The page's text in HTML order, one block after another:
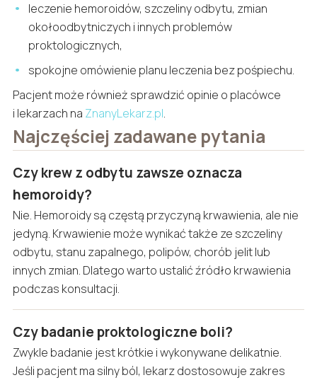
leczenie hemoroidów, szczeliny odbytu, zmian
okołoodbytniczych i innych problemów
proktologicznych,
spokojne omówienie planu leczenia bez pośpiechu.
Pacjent może również sprawdzić opinie o placówce
i lekarzach na ZnanyLekarz.pl.
Najczęściej zadawane pytania
Czy krew z odbytu zawsze oznacza
hemoroidy?
Nie. Hemoroidy są częstą przyczyną krwawienia, ale nie
jedyną. Krwawienie może wynikać także ze szczeliny
odbytu, stanu zapalnego, polipów, chorób jelit lub
innych zmian. Dlatego warto ustalić źródło krwawienia
podczas konsultacji.
Czy badanie proktologiczne boli?
Zwykle badanie jest krótkie i wykonywane delikatnie.
Jeśli pacjent ma silny ból, lekarz dostosowuje zakres